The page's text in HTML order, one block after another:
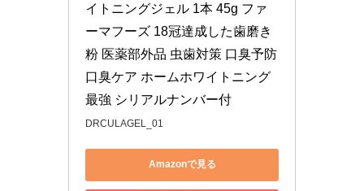
イトニングジェル 1本 45g ファ
ーマフーズ 18冠達成した歯磨き
粉 医薬部外品 虫歯対策 口臭予防
口臭ケア ホームホワイトニング
最強 シリアルナンバー付
DRCULAGEL_01
Amazonで見る